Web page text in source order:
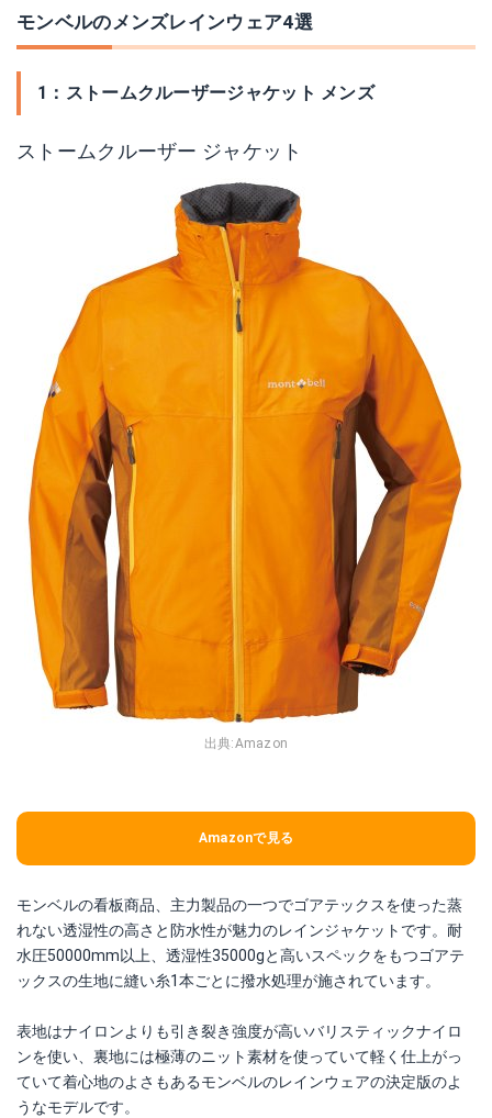
モンベルのメンズレインウェア4選
1：ストームクルーザージャケット メンズ
ストームクルーザー ジャケット
出典:Amazon
Amazonで見る
モンベルの看板商品、主力製品の一つでゴアテックスを使った蒸
れない透湿性の高さと防水性が魅力のレインジャケットです。耐
水圧50000mm以上、透湿性35000gと高いスペックをもつゴアテ
ックスの生地に縫い糸1本ごとに撥水処理が施されています。
表地はナイロンよりも引き裂き強度が高いバリスティックナイロ
ンを使い、裏地には極薄のニット素材を使っていて軽く仕上がっ
ていて着心地のよさもあるモンベルのレインウェアの決定版のよ
うなモデルです。